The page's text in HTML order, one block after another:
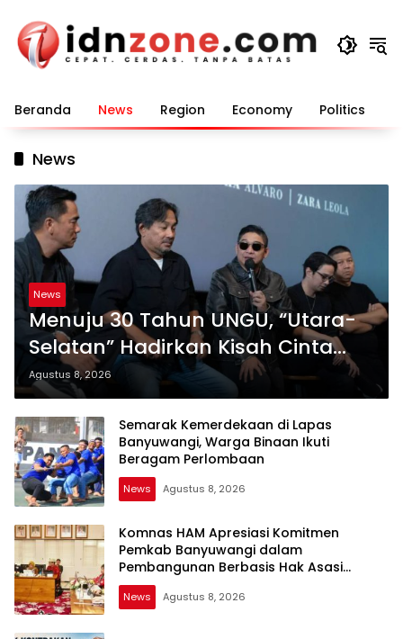
konten
Beranda News Region Economy Politics
News
News
Menuju 30 Tahun UNGU, “Utara-
Selatan” Hadirkan Kisah Cinta
dan Perpisahan
Agustus 8, 2026
Semarak Kemerdekaan di Lapas
Banyuwangi, Warga Binaan Ikuti
Beragam Perlombaan
News Agustus 8, 2026
Komnas HAM Apresiasi Komitmen
Pemkab Banyuwangi dalam
Pembangunan Berbasis Hak Asasi
Manusia
News Agustus 8, 2026